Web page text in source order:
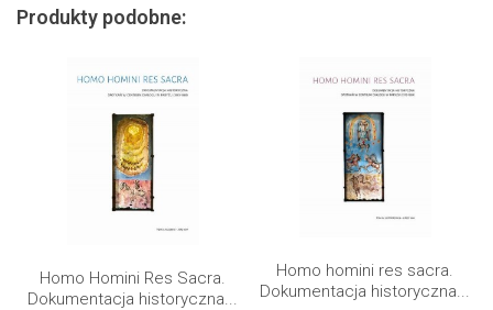
Produkty podobne:
Homo Homini Res Sacra.
Dokumentacja historyczna...
Homo homini res sacra.
Dokumentacja historyczna...